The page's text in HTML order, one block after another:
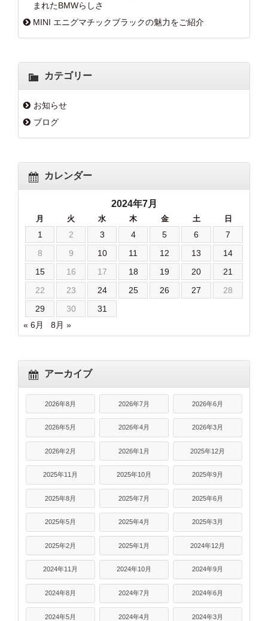
まれたBMWらしさ
MINI エニグマチックブラックの魅力をご紹介
カテゴリー
お知らせ
ブログ
カレンダー
2024年7月
月 火 水 木 金 土 日
1 2 3 4 5 6
7
8
9 10 11 12 13
14
15
16 17 18 19 20
21
22
23 24 25 26 27
28
29
30
31
« 6月
8月 »
アーカイブ
2026年8月 2026年7月 2026年6月
2026年5月 2026年4月 2026年3月
2026年2月 2026年1月 2025年12月
2025年11月 2025年10月 2025年9月
2025年8月 2025年7月 2025年6月
2025年5月 2025年4月 2025年3月
2025年2月 2025年1月 2024年12月
2024年11月 2024年10月 2024年9月
2024年8月 2024年7月 2024年6月
2024年5月 2024年4月 2024年3月